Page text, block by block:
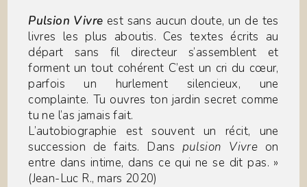
Pulsion Vivre est sans aucun doute, un de tes
livres les plus aboutis. Ces textes écrits au
départ sans fil directeur s’assemblent et
forment un tout cohérent C’est un cri du cœur,
parfois un hurlement silencieux, une
complainte. Tu ouvres ton jardin secret comme
tu ne l’as jamais fait.
L’autobiographie est souvent un récit, une
succession de faits. Dans pulsion Vivre on
entre dans intime, dans ce qui ne se dit pas. »
(Jean-Luc R., mars 2020)